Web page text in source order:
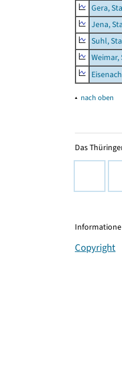
Gera,
Jena,
Suhl,
Weimar,
▴ nach oben
Das
Copyright